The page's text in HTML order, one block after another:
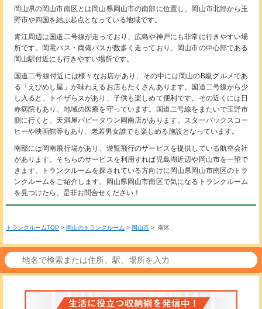
岡山県の岡山市南区とは岡山県岡山市の南部に位置し、岡山市北部から玉
野市や四国を結ぶ起点となっている地域です。
青江周辺は国道二号線が走っており、広島や神戸にも非常に行きやすい場
所です。岡電バス・両備バスが数多く走っており、岡山市の中心部である
岡山駅付近にも行きやすい場所です。
国道二号線付近には様々なお店があり、その中には岡山のB級グルメであ
る「えびめし屋」が味わえるお店もたくさんあります。国道二号線から少
し入ると、トイザらスがあり、子供も楽しめて便利です。その近くには日
赤病院もあり、地域の医療を守っています。国道二号線をまたいで玉野市
側に行くと、天満屋パピータウン岡南店があります。スターバックスコー
ヒーや映画館等もあり、老若男女誰でも楽しめる施設となっています。
南部には岡南飛行場があり、遊覧飛行のサービスを提供している航空会社
があります。そちらのサービスを利用すれば児島湖近辺や岡山市を一望で
きます。トランクルームを探されている方向けに岡山県岡山市南区のトラ
ンクルームをご紹介します。岡山県岡山市南区で気になるトランクルーム
を見つけたら、是非お問合せください！
トランクルームTOP > 岡山のトランクルーム > 岡山市 > 南区